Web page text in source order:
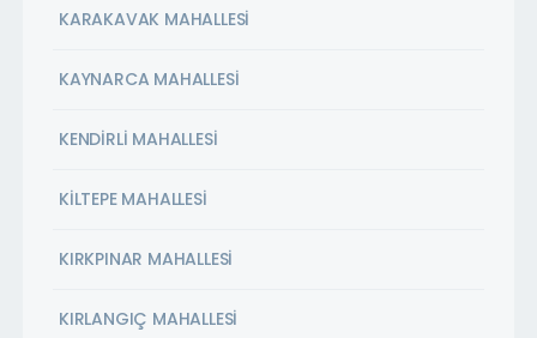
KARAKAVAK MAHALLESİ
KAYNARCA MAHALLESİ
KENDİRLİ MAHALLESİ
KİLTEPE MAHALLESİ
KIRKPINAR MAHALLESİ
KIRLANGIÇ MAHALLESİ